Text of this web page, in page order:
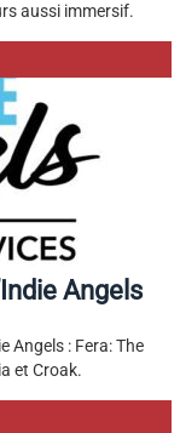
aussi immersif.
Angels
Angels : Fera: The
et Croak.